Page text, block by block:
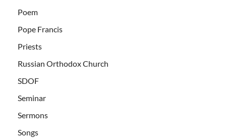
Poem
Pope Francis
Priests
Russian Orthodox Church
SDOF
Seminar
Sermons
Songs